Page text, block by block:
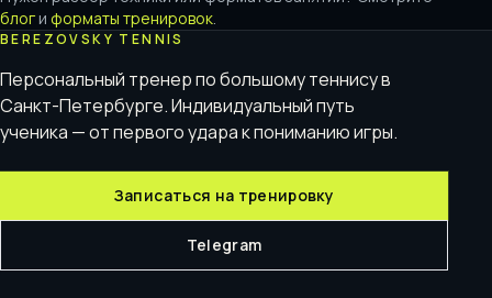
блог и форматы тренировок.
BEREZOVSKY TENNIS
Персональный тренер по большому теннису в
Санкт-Петербурге. Индивидуальный путь
ученика — от первого удара к пониманию игры.
Записаться на тренировку
Telegram